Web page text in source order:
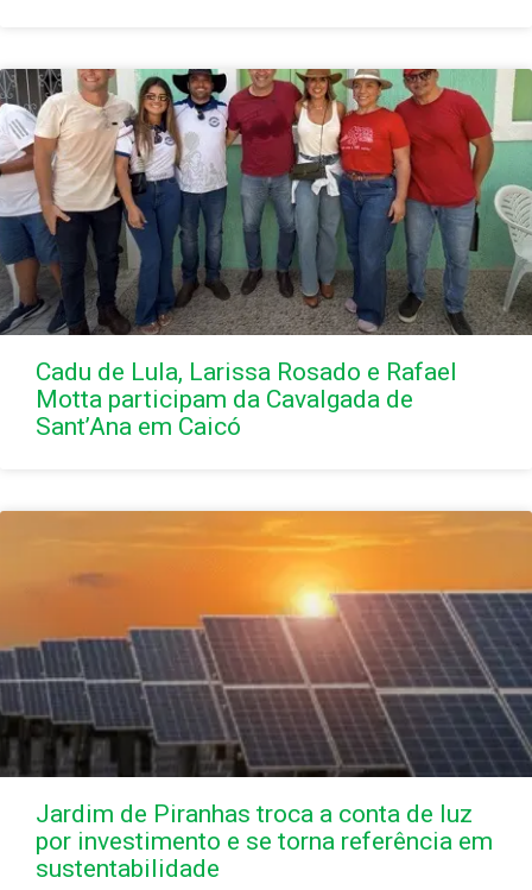
Cadu de Lula, Larissa Rosado e Rafael
Motta participam da Cavalgada de
Sant’Ana em Caicó
Jardim de Piranhas troca a conta de luz
por investimento e se torna referência em
sustentabilidade